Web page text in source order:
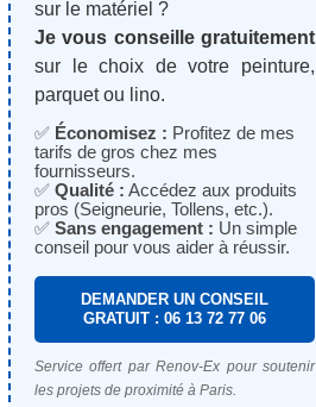
sur le matériel ?
Je vous conseille gratuitement
sur le choix de votre peinture,
parquet ou lino.
✅ Économisez : Profitez de mes
tarifs de gros chez mes
fournisseurs.
✅ Qualité : Accédez aux produits
pros (Seigneurie, Tollens, etc.).
✅ Sans engagement : Un simple
conseil pour vous aider à réussir.
DEMANDER UN CONSEIL
GRATUIT : 06 13 72 77 06
Service offert par Renov-Ex pour soutenir
les projets de proximité à Paris.